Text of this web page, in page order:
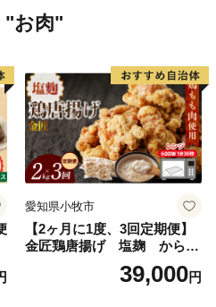
"お肉"
愛知県小牧市
【2ヶ月に1度、3回定期便】
金匠鶏唐揚げ 塩麹 からあ
39,000円